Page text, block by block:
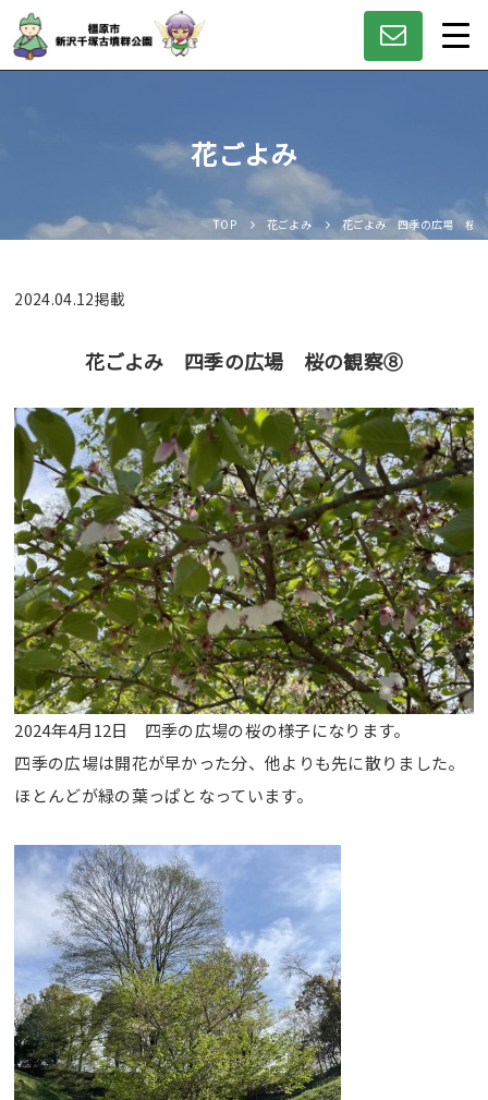
花ごよみ
TOP 花ごよみ 花ごよみ 四季の広場 桜
2024.04.12掲載
花ごよみ 四季の広場 桜の観察⑧
2024年4月12日 四季の広場の桜の様子になります。
四季の広場は開花が早かった分、他よりも先に散りました。
ほとんどが緑の葉っぱとなっています。